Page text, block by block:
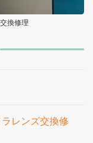
換修理
レンズ交換修